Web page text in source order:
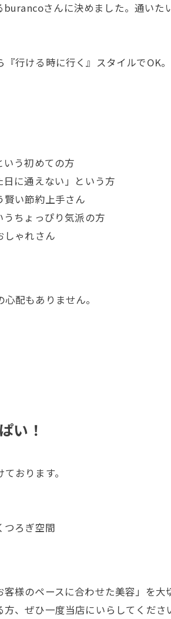
burancoさんに決めました。通い
『行ける時に行く』スタイルで
いう初めての方
日に通えない」という方
賢い節約上手さん
うちょっぴり気派の方
しゃれさん
配もありません。
い！
おります。
つろぎ空間
客様のペースに合わせた美容」を大
、ぜひ一度当店にいらしてくださ